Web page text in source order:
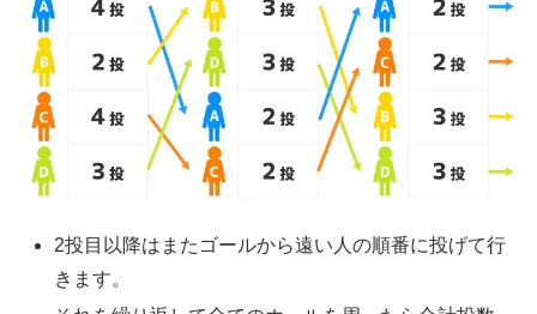
2投目以降はまたゴールから遠い人の順番に投げて行
きます。